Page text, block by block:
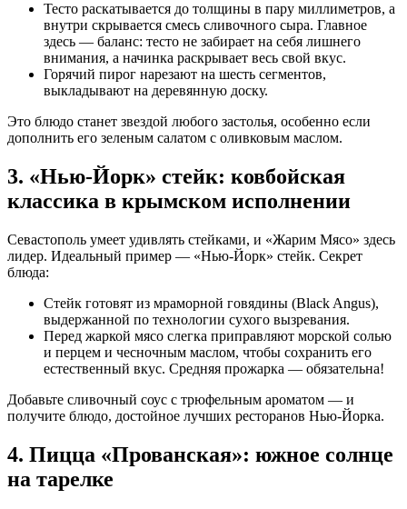
Тесто раскатывается до толщины в пару миллиметров, а
внутри скрывается смесь сливочного сыра. Главное
здесь — баланс: тесто не забирает на себя лишнего
внимания, а начинка раскрывает весь свой вкус.
Горячий пирог нарезают на шесть сегментов,
выкладывают на деревянную доску.
Это блюдо станет звездой любого застолья, особенно если
дополнить его зеленым салатом с оливковым маслом.
3. «Нью-Йорк» стейк: ковбойская
классика в крымском исполнении
Севастополь умеет удивлять стейками, и «Жарим Мясо» здесь
лидер. Идеальный пример — «Нью-Йорк» стейк. Секрет
блюда:
Стейк готовят из мраморной говядины (Black Angus),
выдержанной по технологии сухого вызревания.
Перед жаркой мясо слегка приправляют морской солью
и перцем и чесночным маслом, чтобы сохранить его
естественный вкус. Средняя прожарка — обязательна!
Добавьте сливочный соус с трюфельным ароматом — и
получите блюдо, достойное лучших ресторанов Нью-Йорка.
4. Пицца «Прованская»: южное солнце
на тарелке